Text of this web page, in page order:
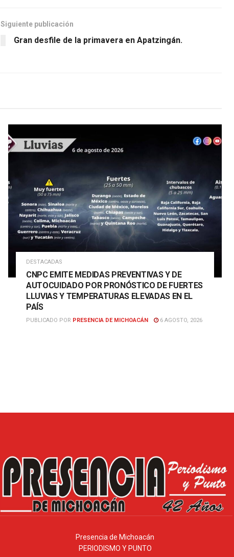
Siguiente publicación
Gran desfile de la primavera en Apatzingán.
DESTACADAS
CNPC EMITE MEDIDAS PREVENTIVAS Y DE
AUTOCUIDADO POR PRONÓSTICO DE FUERTES
LLUVIAS Y TEMPERATURAS ELEVADAS EN EL
PAÍS
PUBLICADO POR PRESENCIA DE MICHOACÁN 6 AGOSTO, 2026
Presencia de Michoacán
PERIODISMO Y PUNTO